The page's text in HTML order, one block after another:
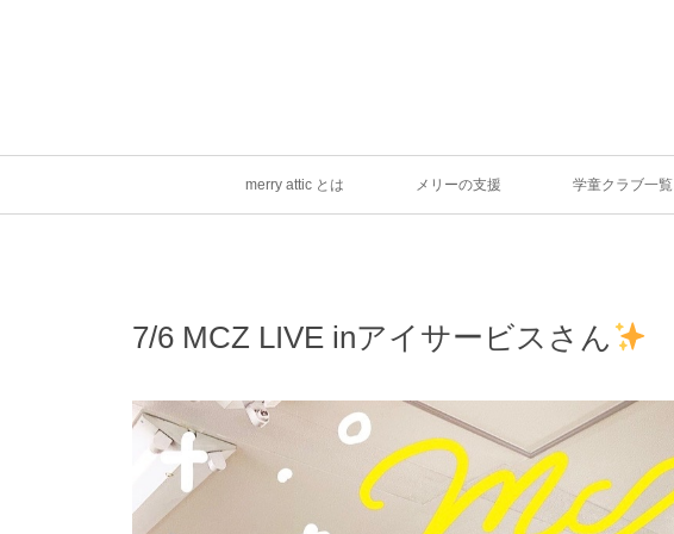
merry attic とは メリーの支援 学童クラブ一覧
7/6 MCZ LIVE inアイサービスさん